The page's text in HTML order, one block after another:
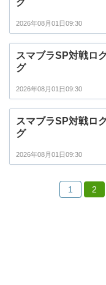
グ
2026年08月01日09:30
スマブラSP対戦ロ
グ
2026年08月01日09:30
スマブラSP対戦ロ
グ
2026年08月01日09:30
1 2